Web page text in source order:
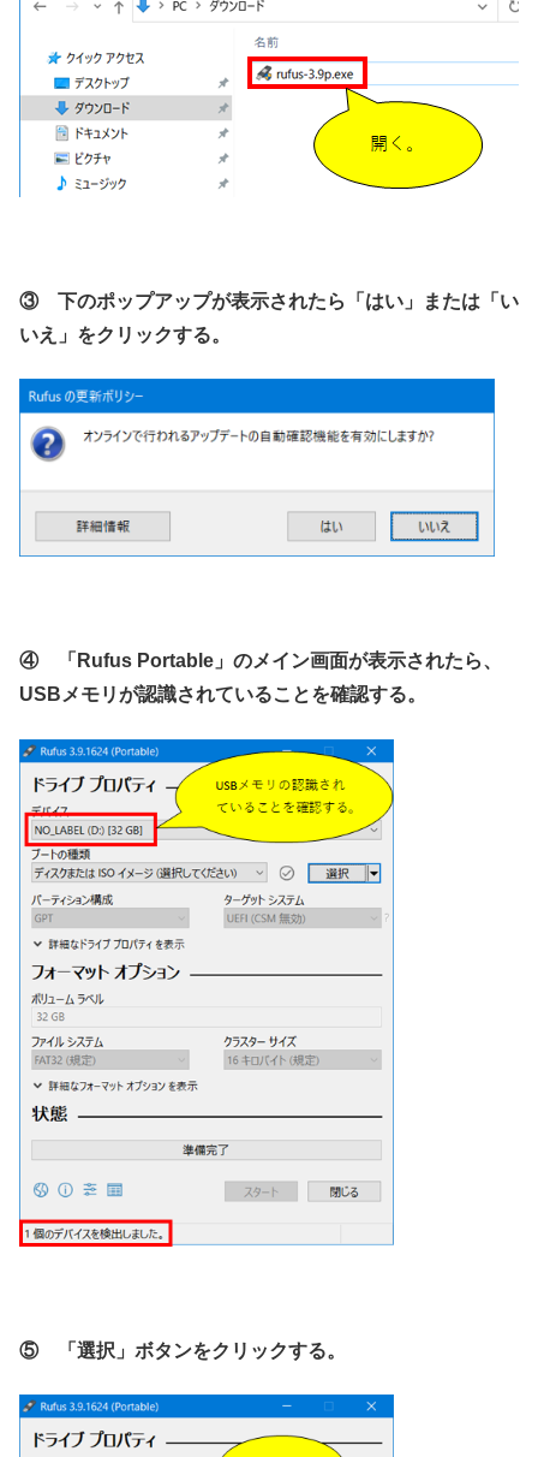
③ 下のポップアップが表示されたら「はい」または「い
いえ」をクリックする。
④ 「Rufus Portable」のメイン画面が表示されたら、
USBメモリが認識されていることを確認する。
⑤ 「選択」ボタンをクリックする。